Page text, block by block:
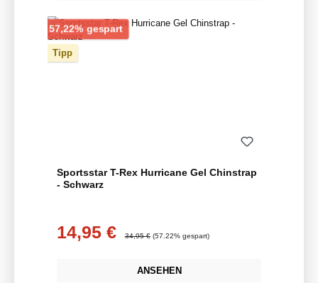
57,22% gespartRabatt
Tipp
Sportsstar T-Rex Hurricane Gel Chinstrap
- Schwarz
Verkaufspreis:
14,95 € Regulärer Preis:
34,95 € (57.22% gespart)
ANSEHEN